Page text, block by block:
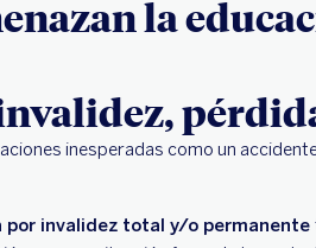
la
inesperadas como un
por invalidez total y/o permanente